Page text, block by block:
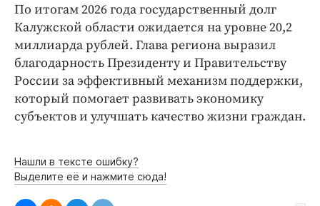
По итогам 2026 года государственный долг
Калужской области ожидается на уровне 20,2
миллиарда рублей. Глава региона выразил
благодарность Президенту и Правительству
России за эффективный механизм поддержки,
который помогает развивать экономику
субъектов и улучшать качество жизни граждан.
Нашли в тексте ошибку?
Выделите её и нажмите сюда!